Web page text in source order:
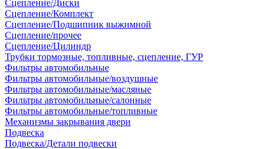
Сцепление/Диски
Сцепление/Комплект
Сцепление/Подшипник выжимной
Сцепление/прочее
Сцепление/Цилиндр
Трубки тормозные, топливные, сцепление, ГУР
Фильтры автомобильные
Фильтры автомобильные/воздушные
Фильтры автомобильные/масляные
Фильтры автомобильные/салонные
Фильтры автомобильные/топливные
Механизмы закрывания двери
Подвеска
Подвеска/Детали подвески